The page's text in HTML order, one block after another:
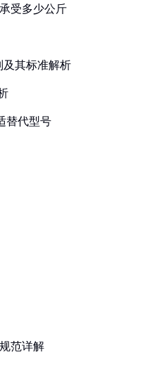
受多少公斤
及其标准解析
替代型号
范详解